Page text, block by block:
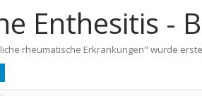
Enthesitis -
rheumatische Erkrankungen" wurde